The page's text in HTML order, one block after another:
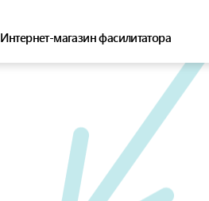
Интернет-магазин фасилитатора